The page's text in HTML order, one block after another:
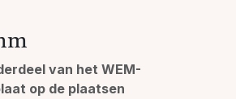
van het WEM-
op de plaatsen